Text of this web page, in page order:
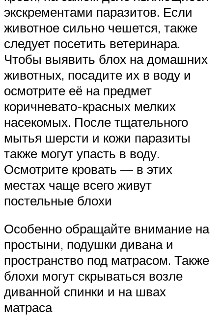
экскрементами паразитов. Если
животное сильно чешется, также
следует посетить ветеринара.
Чтобы выявить блох на домашних
животных, посадите их в воду и
осмотрите её на предмет
коричневато-красных мелких
насекомых. После тщательного
мытья шерсти и кожи паразиты
также могут упасть в воду.
Осмотрите кровать — в этих
местах чаще всего живут
постельные блохи
Особенно обращайте внимание на
простыни, подушки дивана и
пространство под матрасом. Также
блохи могут скрываться возле
диванной спинки и на швах
матраса